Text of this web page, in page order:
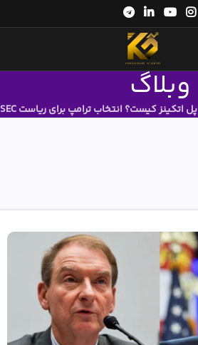
وبلاگ
پل اتکینز کیست؟ انتخاب ترامپ برای ریاست SEC